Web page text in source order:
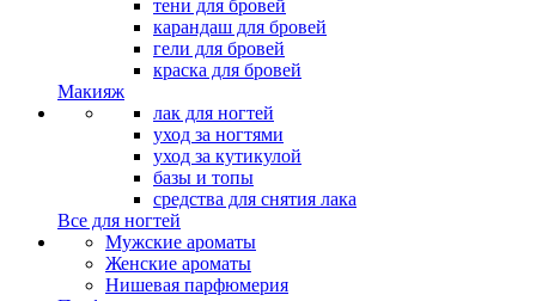
тени для бровей
карандаш для бровей
гели для бровей
краска для бровей
Макияж
лак для ногтей
уход за ногтями
уход за кутикулой
базы и топы
средства для снятия лака
Все для ногтей
Мужские ароматы
Женские ароматы
Нишевая парфюмерия